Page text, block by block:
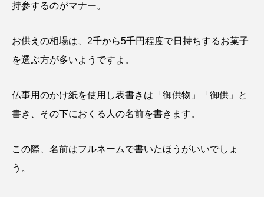
持参するのがマナー。
お供えの相場は、2千から5千円程度で日持ちするお菓子
を選ぶ方が多いようですよ。
仏事用のかけ紙を使用し表書きは「御供物」「御供」と
書き、その下におくる人の名前を書きます。
この際、名前はフルネームで書いたほうがいいでしょ
う。